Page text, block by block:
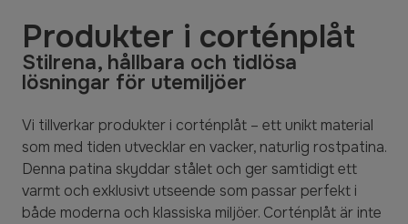
Produkter i corténplåt
Stilrena, hållbara och tidlösa
lösningar för utemiljöer
Vi tillverkar produkter i corténplåt – ett unikt material
som med tiden utvecklar en vacker, naturlig rostpatina.
Denna patina skyddar stålet och ger samtidigt ett
varmt och exklusivt utseende som passar perfekt i
både moderna och klassiska miljöer. Corténplåt är inte